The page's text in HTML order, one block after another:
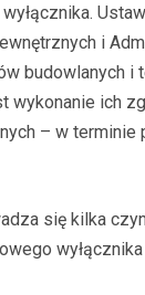
i
budowlanych
wykonanie ich
– w terminie
się kilka